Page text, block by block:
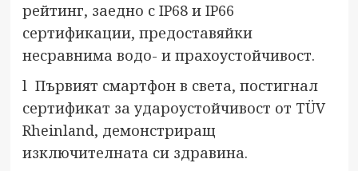
рейтинг, заедно с IP68 и IP66
сертификации, предоставяйки
несравнима водо- и прахоустойчивост.
l Първият смартфон в света, постигнал
сертификат за удароустойчивост от TÜV
Rheinland, демонстриращ
изключителната си здравина.